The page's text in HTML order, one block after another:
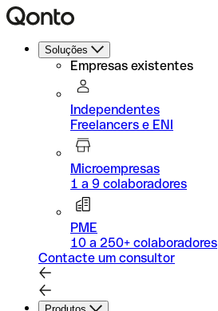
Soluções
Empresas existentes
Independentes
Freelancers e ENI
Microempresas
1 a 9 colaboradores
PME
10 a 250+ colaboradores
Contacte um consultor